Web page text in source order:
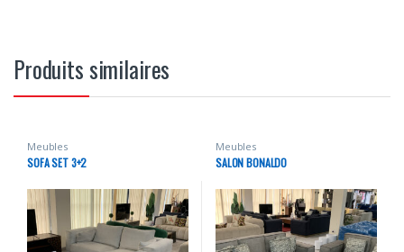
Produits similaires
Meubles
SOFA SET 3+2
Meubles
SALON BONALDO